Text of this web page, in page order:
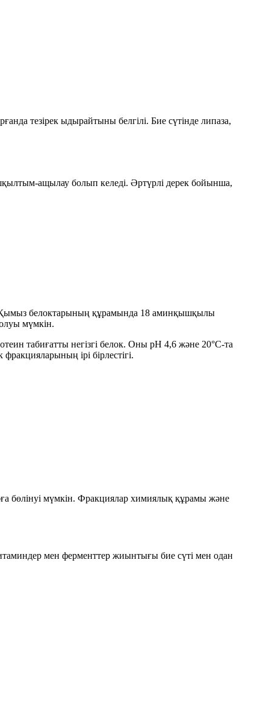
тезірек ыдырайтыны белгілі. Бие сүтінде липаза,
ащылау болып келеді. Әртүрлі дерек бойынша,
Қымыз белоктарының құрамында 18 аминқышқылы
мүмкін.
табиғатты негізгі белок. Оны pH 4,6 және 20°C-та
ірі бірлестігі.
бөлінуі мүмкін. Фракциялар химиялық құрамы және
мен ферменттер жиынтығы бие сүті мен одан